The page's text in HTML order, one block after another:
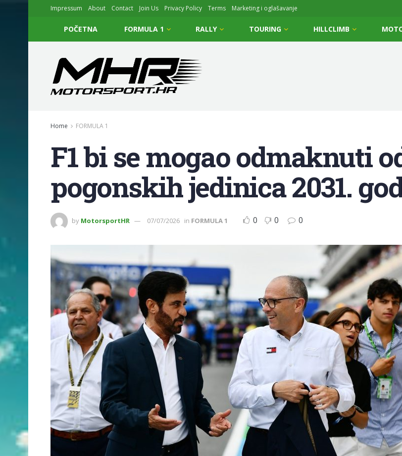
Impressum About Contact Join Us Privacy Policy Terms Marketing i oglašavanje
POČETNA FORMULA 1 RALLY TOURING HILLCLIMB
Home FORMULA 1
F1 bi se mogao odmaknuti
pogonskih jedinica 2031.
by MotorsportHR 07/07/2026 in FORMULA 1 0 0 0